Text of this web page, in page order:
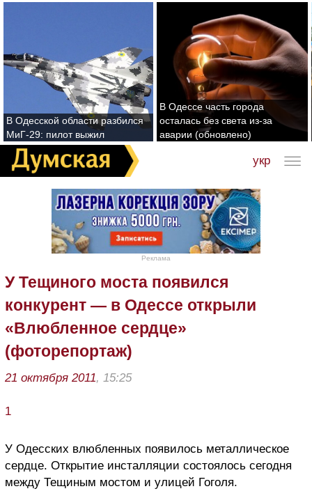
В Одесской области разбился
МиГ-29: пилот выжил
В Одессе часть города
осталась без света из-за
аварии (обновлено)
укр
Реклама
У Тещиного моста появился
конкурент — в Одессе открыли
«Влюбленное сердце»
(фоторепортаж)
21 октября 2011, 15:25
1
У Одесских влюбленных появилось металлическое
сердце. Открытие инсталляции состоялось сегодня
между Тещиным мостом и улицей Гоголя.